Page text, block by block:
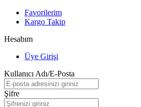
Favorilerim
Kargo Takip
Hesabım
Üye Girişi
Kullanıcı Adı/E-Posta
Şifre